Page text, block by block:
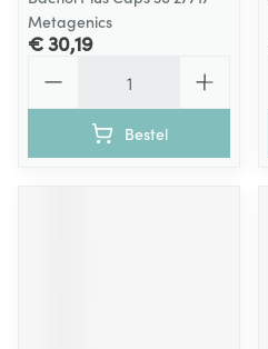
Metagenics
€ 30,19
Bestel